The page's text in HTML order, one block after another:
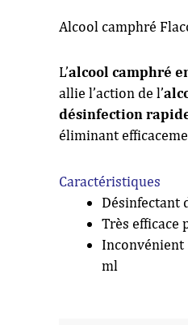
Alcool camphré
L’alcool camphré
allie l’action de l’
désinfection
éliminant
Caractéristiques
Désinfectant
Très efficace
Inconvénient
ml